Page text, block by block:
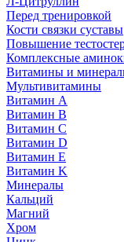
Перед тренировкой
Кости связки суставы
Повышение
Комплексные
Витамины и
Мультивитамины
Витамин A
Витамин B
Витамин C
Витамин D
Витамин E
Витамин K
Минералы
Кальций
Магний
Хром